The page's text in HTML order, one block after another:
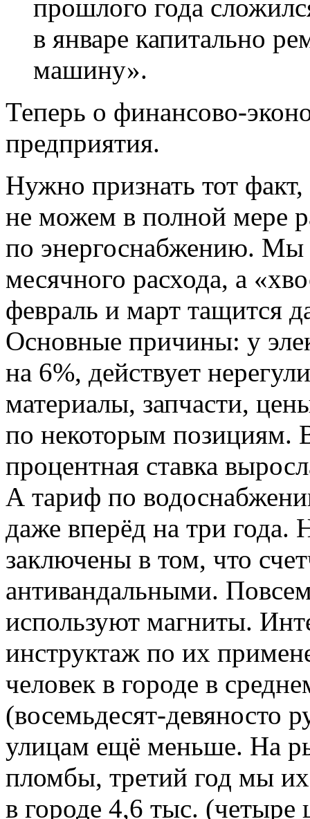
прошлого года
в январе капитально
машину».
Теперь о финансово-
предприятия.
Нужно признать тот
не можем в полной мере
по энергоснабжению. Мы
месячного расхода, а
февраль и март тащится
Основные причины: у
на 6%, действует
материалы, запчасти,
по некоторым позициям.
процентная ставка
А тариф по
даже вперёд на три
заключены в том, что
антивандальными.
используют магниты.
инструктаж по их
человек в городе в
(восемьдесят-девяносто
улицам ещё меньше. На
пломбы, третий год мы
в городе 4,6 тыс.